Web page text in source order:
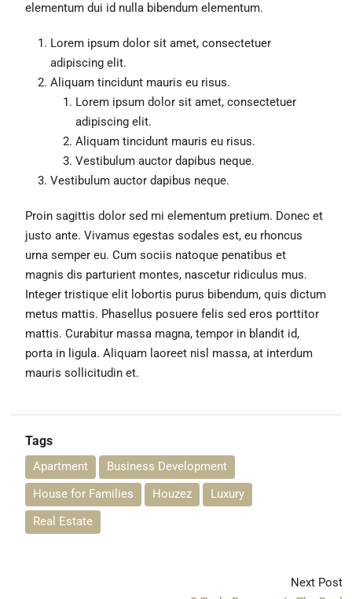
elementum dui id nulla bibendum elementum.
Lorem ipsum dolor sit amet, consectetuer
adipiscing elit.
Aliquam tincidunt mauris eu risus.
Lorem ipsum dolor sit amet, consectetuer
adipiscing elit.
Aliquam tincidunt mauris eu risus.
Vestibulum auctor dapibus neque.
Vestibulum auctor dapibus neque.
Proin sagittis dolor sed mi elementum pretium. Donec et
justo ante. Vivamus egestas sodales est, eu rhoncus
urna semper eu. Cum sociis natoque penatibus et
magnis dis parturient montes, nascetur ridiculus mus.
Integer tristique elit lobortis purus bibendum, quis dictum
metus mattis. Phasellus posuere felis sed eros porttitor
mattis. Curabitur massa magna, tempor in blandit id,
porta in ligula. Aliquam laoreet nisl massa, at interdum
mauris sollicitudin et.
Tags
Apartment
Business Development
House for Families
Houzez
Luxury
Real Estate
Next Post